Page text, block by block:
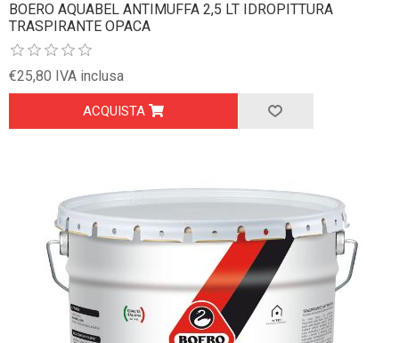
BOERO AQUABEL ANTIMUFFA 2,5 LT IDROPITTURA
TRASPIRANTE OPACA
€25,80 IVA inclusa
ACQUISTA